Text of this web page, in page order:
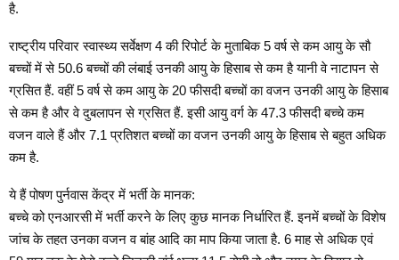
है.
राष्ट्रीय परिवार स्वास्थ्य सर्वेक्षण 4 की रिपोर्ट के मुताबिक 5 वर्ष से कम आयु के सौ
बच्चों में से 50.6 बच्चों की लंबाई उनकी आयु के हिसाब से कम है यानी वे नाटापन से
ग्रसित हैं. वहीं 5 वर्ष से कम आयु के 20 फीसदी बच्चों का वजन उनकी आयु के हिसाब
से कम है और वे दुबलापन से ग्रसित हैं. इसी आयु वर्ग के 47.3 फीसदी बच्चे कम
वजन वाले हैं और 7.1 प्रतिशत बच्चों का वजन उनकी आयु के हिसाब से बहुत अधिक
कम है.
ये हैं पोषण पुर्नवास केंद्र में भर्ती के मानक:
बच्चे को एनआरसी में भर्ती करने के लिए कुछ मानक निर्धारित हैं. इनमें बच्चों के विशेष
जांच के तहत उनका वजन व बांह आदि का माप किया जाता है. 6 माह से अधिक एवं